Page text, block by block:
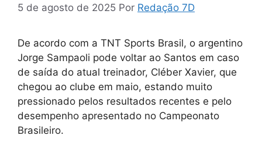
5 de agosto de 2025 Por Redação 7D
De acordo com a TNT Sports Brasil, o argentino
Jorge Sampaoli pode voltar ao Santos em caso
de saída do atual treinador, Cléber Xavier, que
chegou ao clube em maio, estando muito
pressionado pelos resultados recentes e pelo
desempenho apresentado no Campeonato
Brasileiro.